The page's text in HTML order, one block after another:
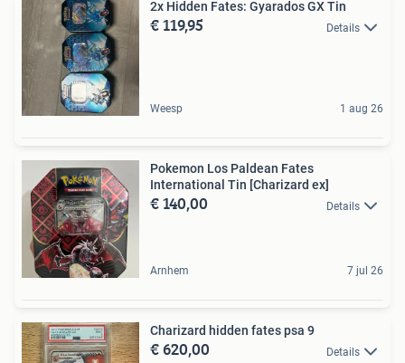
2x Hidden Fates: Gyarados GX Tin
€ 119,95 Details
Weesp 1 aug 26
Pokemon Los Paldean Fates
International Tin [Charizard ex]
€ 140,00 Details
Arnhem 7 jul 26
Charizard hidden fates psa 9
€ 620,00 Details